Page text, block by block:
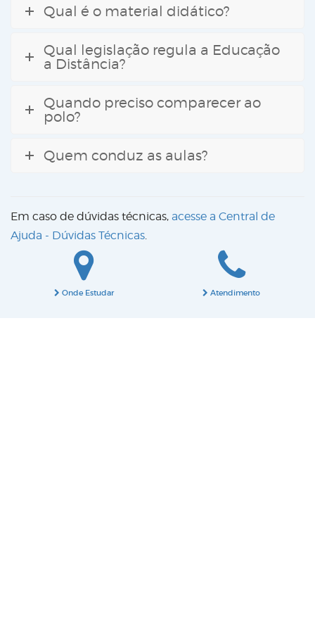
Qual é o material didático?
Qual legislação regula a Educação
a Distância?
Quando preciso comparecer ao
polo?
Quem conduz as aulas?
Em caso de dúvidas técnicas, acesse a Central de
Ajuda - Dúvidas Técnicas.
Onde Estudar Atendimento